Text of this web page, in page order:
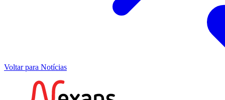
Voltar para Notícias